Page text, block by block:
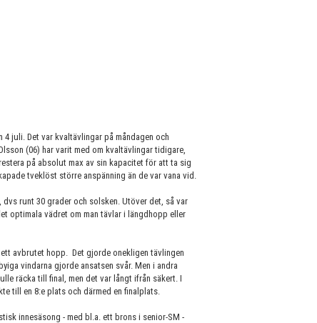
juli. Det var kvaltävlingar på måndagen och
(06) har varit med om kvaltävlingar tidigare,
på absolut max av sin kapacitet för att ta sig
tveklöst större anspänning än de var vana vid.
runt 30 grader och solsken. Utöver det, så var
optimala vädret om man tävlar i längdhopp eller
avbrutet hopp. Det gjorde onekligen tävlingen
vindarna gjorde ansatsen svår. Men i andra
räcka till final, men det var långt ifrån säkert. I
till en 8:e plats och därmed en finalplats.
innesäsong - med bl.a. ett brons i senior-SM -